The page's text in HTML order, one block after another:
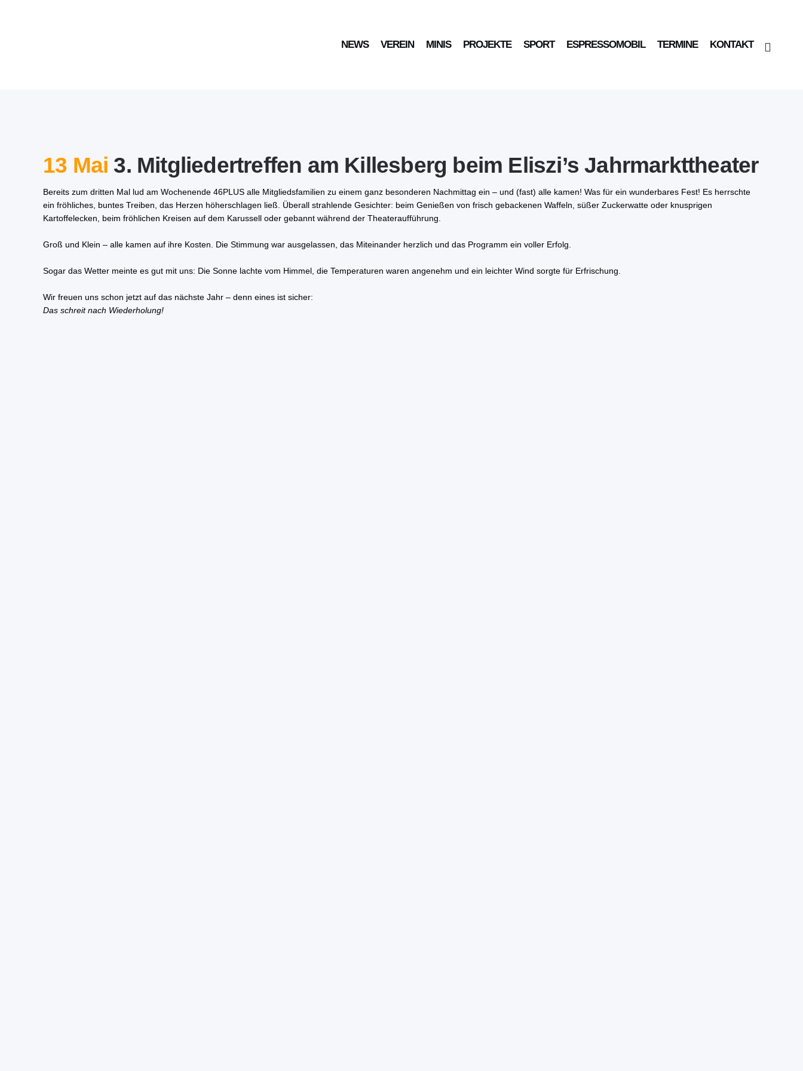
NEWS VEREIN MINIS PROJEKTE SPORT ESPRESSOMOBIL TERMINE KONTAKT
13 Mai 3. Mitgliedertreffen am Killesberg beim Eliszi’s Jahrmarkttheater
Bereits zum dritten Mal lud am Wochenende 46PLUS alle Mitgliedsfamilien zu einem ganz besonderen Nachmittag ein – und (fast) alle kamen! Was für ein wunderbares Fest! Es herrschte
ein fröhliches, buntes Treiben, das Herzen höherschlagen ließ. Überall strahlende Gesichter: beim Genießen von frisch gebackenen Waffeln, süßer Zuckerwatte oder knusprigen
Kartoffelecken, beim fröhlichen Kreisen auf dem Karussell oder gebannt während der Theateraufführung.
Groß und Klein – alle kamen auf ihre Kosten. Die Stimmung war ausgelassen, das Miteinander herzlich und das Programm ein voller Erfolg.
Sogar das Wetter meinte es gut mit uns: Die Sonne lachte vom Himmel, die Temperaturen waren angenehm und ein leichter Wind sorgte für Erfrischung.
Wir freuen uns schon jetzt auf das nächste Jahr – denn eines ist sicher:
Das schreit nach Wiederholung!